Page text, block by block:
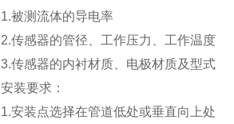
1.被测流体的导电率
2.传感器的管径、工作压力、工作温度
3.传感器的内衬材质、电极材质及型式
安装要求：
1.安装点选择在管道低处或垂直向上处